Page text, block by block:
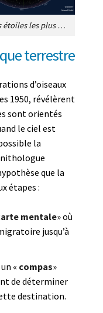
Figure 9. Carte du ciel montrant les étoiles les plus brillantes dans chacun des deux hémisphères Nord (à gauche) et Sud (à droite). Lorsqu’ils changent d’hémisphère le système d’orientation des oiseaux implique la « lecture » des nouvelles configurations stellaires. [Source Manuel Strehl, CC BY-SA 2.5, via Wikimedia Commons]
terrestre
d’oiseaux
1950, révélèrent
sont orientés
le ciel est
la
que la
étapes :
mentale» où
jusqu’à
« compas»
de déterminer
destination.